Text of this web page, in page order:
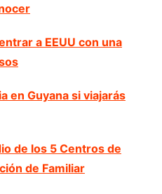
a EEUU con una
en Guyana si viajarás
de los 5 Centros de
de Familiar